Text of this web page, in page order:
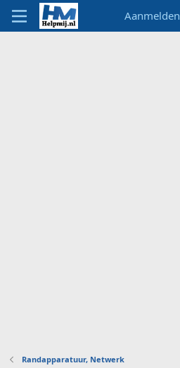
Aanmelden
Randapparatuur, Netwerk